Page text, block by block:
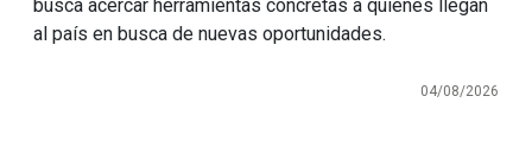
busca acercar herramientas concretas a quienes llegan
al país en busca de nuevas oportunidades.
04/08/2026